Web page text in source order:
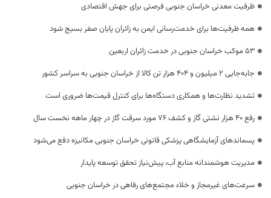
ظرفیت معدنی خراسان جنوبی فرصتی برای جهش اقتصادی
همه ظرفیت‌ها برای خدمت‌رسانی ایمن به زائران پایان صفر بسیج شود
53 موکب خراسان جنوبی در خدمت زائران اربعین
جابه‌جایی 2 میلیون و 404 هزار تن کالا از خراسان جنوبی به سراسر کشور
تشدید نظارت‌ها و همکاری دستگاه‌ها برای کنترل قیمت‌ها ضروری است
رفع 40 هزار نشتی گاز و کشف 76 مورد سرقت گاز در چهار ماهه نخست سال
پسماندهای آزمایشگاهی پزشکی قانونی خراسان جنوبی مکانیزه دفع می‌شود
مدیریت هوشمندانه منابع آب، پیش‌نیاز تحقق توسعه پایدار
سرعت‌های غیرمجاز و خلاء مجتمع‌های رفاهی در خراسان جنوبی